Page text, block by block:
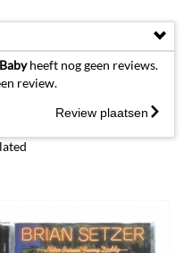
heeft nog geen reviews.
review.
Review plaatsen